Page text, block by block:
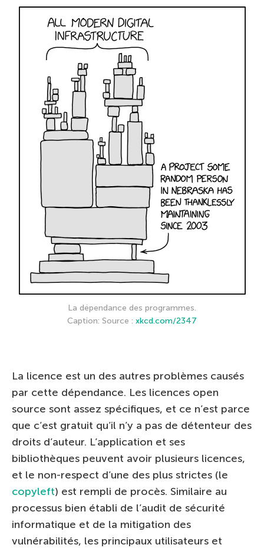
La dépendance des programmes.
Caption: Source : xkcd.com/2347
La licence est un des autres problèmes causés
par cette dépendance. Les licences open
source sont assez spécifiques, et ce n’est parce
que c’est gratuit qu’il n’y a pas de détenteur des
droits d’auteur. L’application et ses
bibliothèques peuvent avoir plusieurs licences,
et le non-respect d’une des plus strictes (le
copyleft) est rempli de procès. Similaire au
processus bien établi de l’audit de sécurité
informatique et de la mitigation des
vulnérabilités, les principaux utilisateurs et